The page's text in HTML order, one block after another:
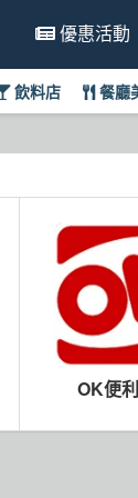
優惠活動
飲料店 餐廳
OK便